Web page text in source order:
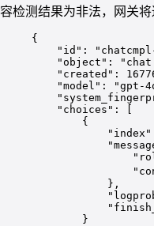
容检测结果为非法，网关将
{
"id" : "
"object" : "
"created" :
"model" : "gpt-
"choices" : [
{
"index"
},
}